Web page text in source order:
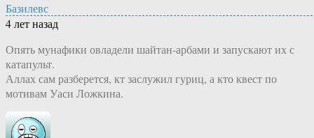
Базилевс
4 лет назад
Опять мунафики овладели шайтан-арбами и запускают их с
катапульт.
Аллах сам разберется, кт заслужил гуриц, а кто квест по
мотивам Уаси Ложкина.